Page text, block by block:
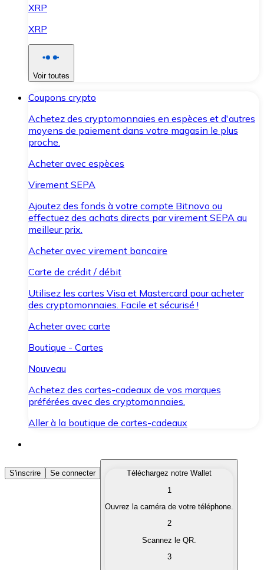
XRP
XRP
Voir toutes
Coupons crypto
Achetez des cryptomonnaies en espèces et d'autres
moyens de paiement dans votre magasin le plus
proche.
Acheter avec espèces
Virement SEPA
Ajoutez des fonds à votre compte Bitnovo ou
effectuez des achats directs par virement SEPA au
meilleur prix.
Acheter avec virement bancaire
Carte de crédit / débit
Utilisez les cartes Visa et Mastercard pour acheter
des cryptomonnaies. Facile et sécurisé !
Acheter avec carte
Boutique - Cartes
Nouveau
Achetez des cartes-cadeaux de vos marques
préférées avec des cryptomonnaies.
Aller à la boutique de cartes-cadeaux
Acheter des Cryptomonnaies
Achetez les cryptomonnaies qui vous intéressent
Convertissez vos cryptomonnaies en monnaie
S'inscrire Se connecter
Téléchargez notre Wallet
1
Ouvrez la caméra de votre téléphone.
2
Scannez le QR.
3